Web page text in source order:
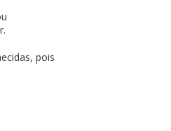
pois